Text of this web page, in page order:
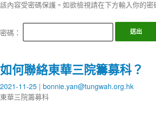
該內容受密碼保護。如欲檢視請在下方輸入你的密
密碼：
如何聯絡東華三院籌募科？
2021-11-25 bonnie.yan@tungwah.org.hk
東華三院籌募科